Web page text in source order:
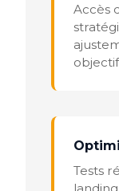
Accès
Tests